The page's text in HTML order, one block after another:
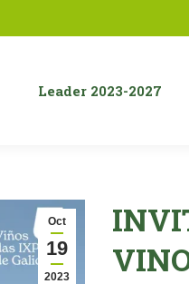
Leader 2023-2027
Oct
19
2023